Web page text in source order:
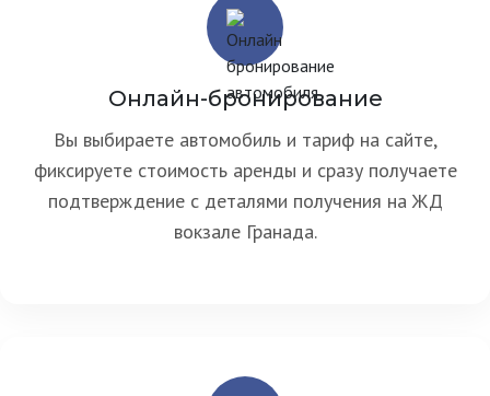
Онлайн-бронирование
Вы выбираете автомобиль и тариф на сайте,
фиксируете стоимость аренды и сразу получаете
подтверждение с деталями получения на ЖД
вокзале Гранада.